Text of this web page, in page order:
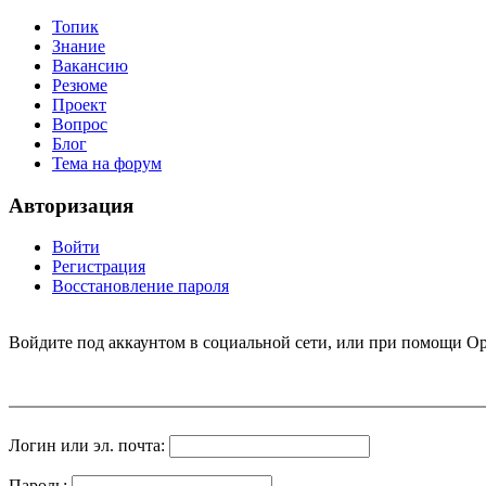
Топик
Знание
Вакансию
Резюме
Проект
Вопрос
Блог
Тема на форум
Авторизация
Войти
Регистрация
Восстановление пароля
Войдите под аккаунтом в социальной сети, или при помощи
Логин или эл. почта: